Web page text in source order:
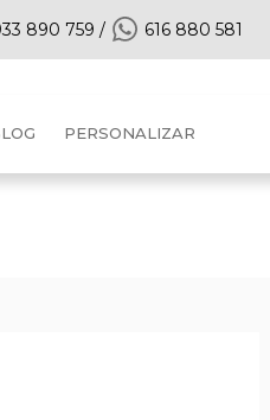
890 759 / 616 880 581
PERSONALIZAR